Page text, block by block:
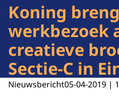
Koning
werkbezoek
creatieve
Sectie-C in
Nieuwsbericht05-04-2019 |